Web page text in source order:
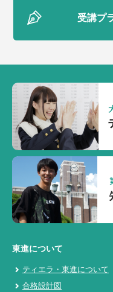
受講プ
東進について
ティエラ・東進について
合格設計図